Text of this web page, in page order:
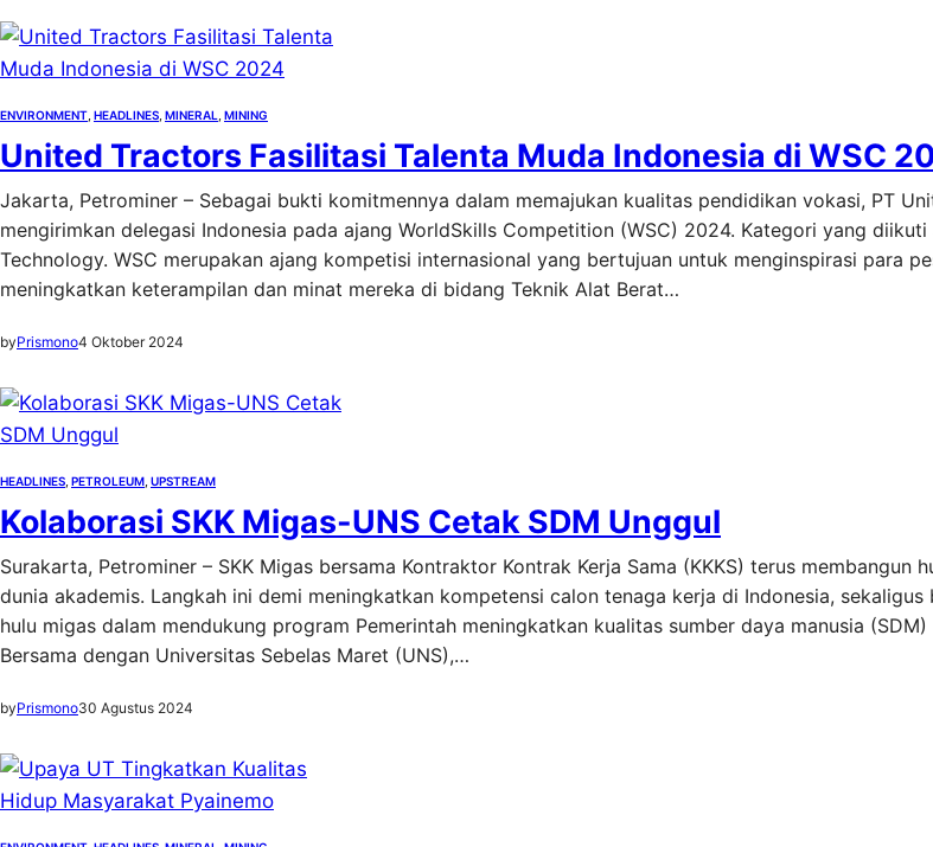
ENVIRONMENT HEADLINES MINERAL MINING
United Tractors Fasilitasi Talenta Muda Indonesia di WSC
Jakarta, Petrominer – Sebagai bukti komitmennya dalam memajukan kualitas pendidikan vokasi, PT
mengirimkan delegasi Indonesia pada ajang WorldSkills Competition (WSC) 2024. Kategori yang diikuti
Technology. WSC merupakan ajang kompetisi internasional yang bertujuan untuk menginspirasi para
meningkatkan keterampilan dan minat mereka di bidang Teknik Alat Berat…
byPrismono4 Oktober 2024
HEADLINES PETROLEUM UPSTREAM
Kolaborasi SKK Migas-UNS Cetak SDM Unggul
Surakarta, Petrominer – SKK Migas bersama Kontraktor Kontrak Kerja Sama (KKKS) terus membangun
dunia akademis. Langkah ini demi meningkatkan kompetensi calon tenaga kerja di Indonesia,
hulu migas dalam mendukung program Pemerintah meningkatkan kualitas sumber daya manusia
Bersama dengan Universitas Sebelas Maret (UNS),…
byPrismono30 Agustus 2024